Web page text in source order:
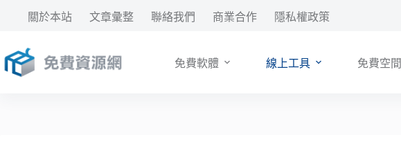
要
內
關於本站 文章彙整 聯絡我們 商業合作 隱私權政策
免費軟體 線上工具 免費空間